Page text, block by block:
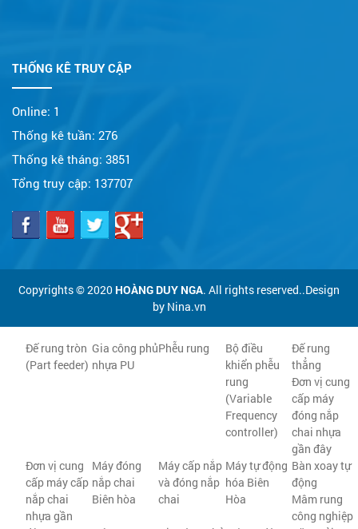
THỐNG KÊ TRUY CẬP
Online: 1
Thống kê tuần: 276
Thống kê tháng: 3851
Tổng truy cập: 137707
Copyrights © 2020 HOÀNG DUY NGA. All rights reserved..Design
by Nina.vn
Đế rung tròn
(Part feeder)
Gia công phủ
nhựa PU
Phễu rung
Bộ điều
khiển phễu
rung
(Variable
Frequency
controller)
Đế rung
thẳng
Đơn vị cung
cấp máy
đóng nắp
chai nhựa
gần đây
Đơn vị cung
cấp máy cấp
nắp chai
nhựa gần
Máy đóng
nắp chai
Biên hòa
Máy cấp nắp
và đóng nắp
chai
Máy tự động
hóa Biên
Hòa
Bàn xoay tự
động
Mâm rung
công nghiệp